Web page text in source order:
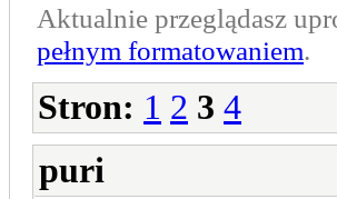
Aktualnie przeglądasz
pełnym formatowaniem.
Stron: 1 2 3 4
puri